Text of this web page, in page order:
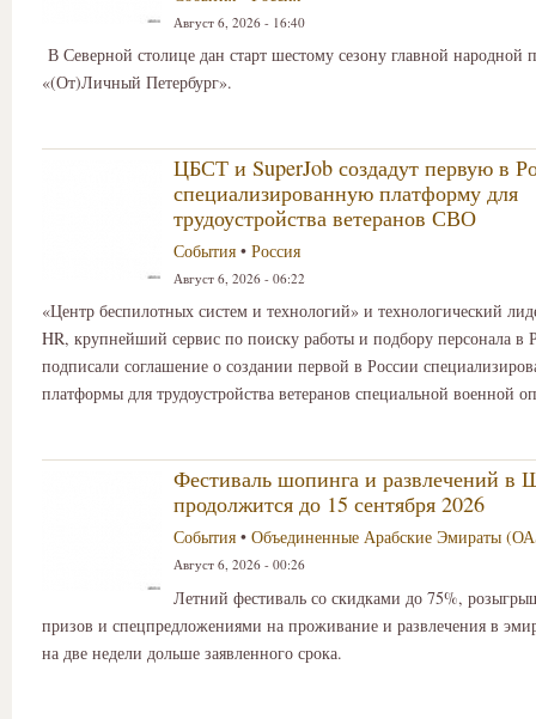
Август 6, 2026 - 16:40
В Северной столице дан старт шестому сезону главной народной
«(От)Личный Петербург».
ЦБСТ и SuperJob создадут первую в
специализированную платформу для
трудоустройства ветеранов СВО
События • Россия
Август 6, 2026 - 06:22
«Центр беспилотных систем и технологий» и технологический
HR, крупнейший сервис по поиску работы и подбору персонала в
подписали соглашение о создании первой в России
платформы для трудоустройства ветеранов специальной военной
Фестиваль шопинга и развлечений в
продолжится до 15 сентября 2026
События • Объединенные Арабские Эмираты
Август 6, 2026 - 00:26
Летний фестиваль со скидками до 75%,
призов и спецпредложениями на проживание и развлечения в
на две недели дольше заявленного срока.